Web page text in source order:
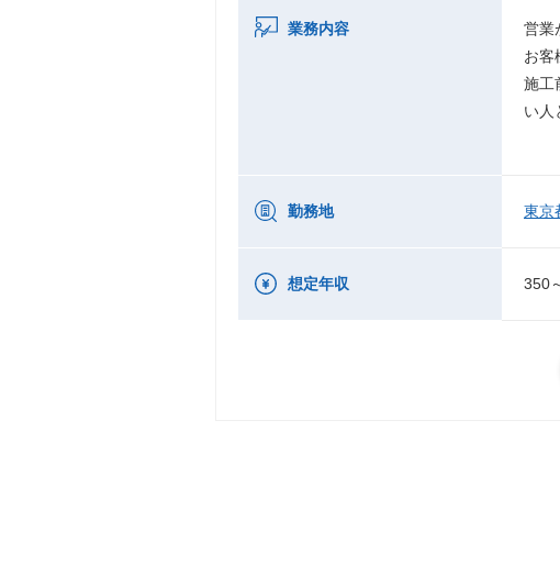
業務内容
営業
お客
施工
い人
勤務地 東京
想定年収 350